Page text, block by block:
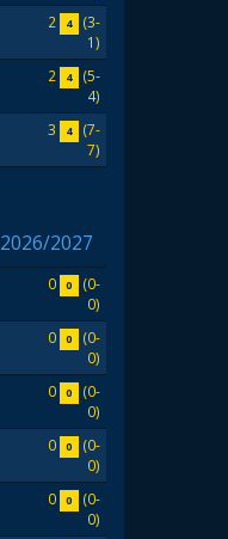
2 4
(3-
1)
2 4
(5-
4)
3 4
(7-
7)
2026/2027
0 0
(0-
0)
0 0
(0-
0)
0 0
(0-
0)
0 0
(0-
0)
0 0
(0-
0)